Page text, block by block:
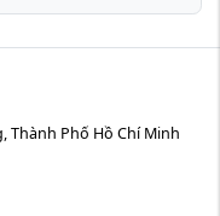
Thành Phố Hồ Chí Minh